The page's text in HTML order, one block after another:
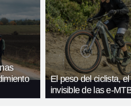
El peso del ciclista,
invisible de las e-